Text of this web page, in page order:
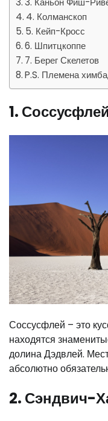
4. Колманскоп
5. Кейп-Кросс
6. Шпитцкоппе
7. Берег Скелетов
P.S. Племена
1. Соссусфлей
Соссусфлей – это
находятся
долина Дэдвлей.
абсолютно
2. Сэндвич-